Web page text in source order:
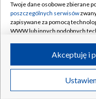
Rada Programowa
System NOS
Informacje o nadawcy
Program dla prasy
Ogłoszenie
©2026
Twoje dane osobowe zbierane
poszczególnych serwisów
zapisywane za pomocą
WWW lub innych podobnych
ruchu w Internecie.
Twoje dane osobowe zbierane
poszczególnych serwisówna
Akceptuję i